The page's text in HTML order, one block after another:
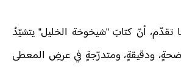
تقدّم، أنّ كتابَ "شيخوخة الخليل" يتشيّدُ
ودقيقةٍ، ومتدرّجةٍ في عرضِ المعطى